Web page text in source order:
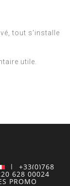
tout s'installe
utile.
| +33(0)768
628 00024
PROMO